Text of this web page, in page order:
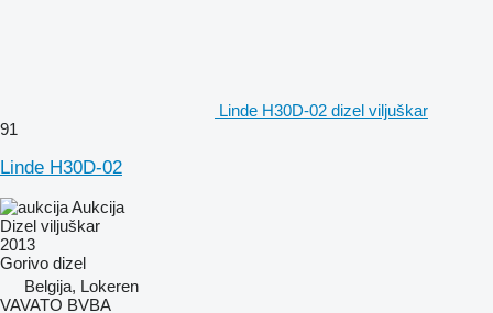
Linde H30D-02 dizel viljuškar
91
Linde H30D-02
Aukcija
Dizel viljuškar
2013
Gorivo dizel
Belgija, Lokeren
VAVATO BVBA